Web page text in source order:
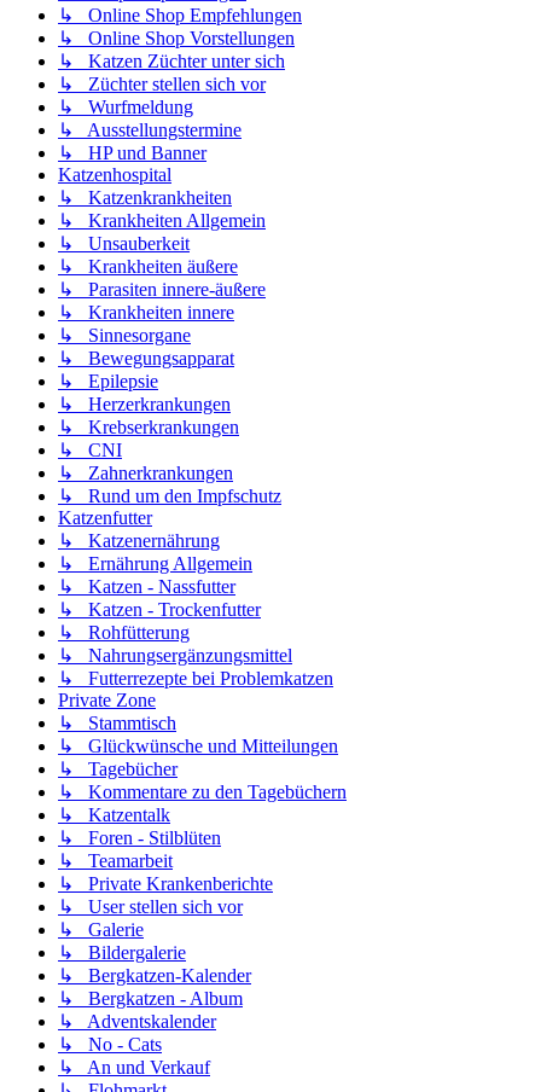
↳ Online Shop Empfehlungen
↳ Online Shop Vorstellungen
↳ Katzen Züchter unter sich
↳ Züchter stellen sich vor
↳ Wurfmeldung
↳ Ausstellungstermine
↳ HP und Banner
Katzenhospital
↳ Katzenkrankheiten
↳ Krankheiten Allgemein
↳ Unsauberkeit
↳ Krankheiten äußere
↳ Parasiten innere-äußere
↳ Krankheiten innere
↳ Sinnesorgane
↳ Bewegungsapparat
↳ Epilepsie
↳ Herzerkrankungen
↳ Krebserkrankungen
↳ CNI
↳ Zahnerkrankungen
↳ Rund um den Impfschutz
Katzenfutter
↳ Katzenernährung
↳ Ernährung Allgemein
↳ Katzen - Nassfutter
↳ Katzen - Trockenfutter
↳ Rohfütterung
↳ Nahrungsergänzungsmittel
↳ Futterrezepte bei Problemkatzen
Private Zone
↳ Stammtisch
↳ Glückwünsche und Mitteilungen
↳ Tagebücher
↳ Kommentare zu den Tagebüchern
↳ Katzentalk
↳ Foren - Stilblüten
↳ Teamarbeit
↳ Private Krankenberichte
↳ User stellen sich vor
↳ Galerie
↳ Bildergalerie
↳ Bergkatzen-Kalender
↳ Bergkatzen - Album
↳ Adventskalender
↳ No - Cats
↳ An und Verkauf